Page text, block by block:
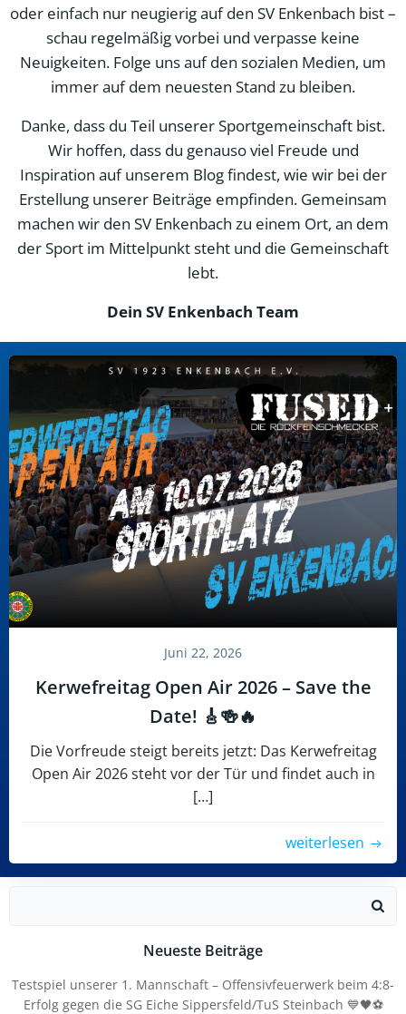
oder einfach nur neugierig auf den SV Enkenbach bist –
schau regelmäßig vorbei und verpasse keine
Neuigkeiten. Folge uns auf den sozialen Medien, um
immer auf dem neuesten Stand zu bleiben.
Danke, dass du Teil unserer Sportgemeinschaft bist.
Wir hoffen, dass du genauso viel Freude und
Inspiration auf unserem Blog findest, wie wir bei der
Erstellung unserer Beiträge empfinden. Gemeinsam
machen wir den SV Enkenbach zu einem Ort, an dem
der Sport im Mittelpunkt steht und die Gemeinschaft
lebt.
Dein SV Enkenbach Team
Juni 22, 2026
Kerwefreitag Open Air 2026 – Save the
Date! 🎸🍻🔥
Die Vorfreude steigt bereits jetzt: Das Kerwefreitag
Open Air 2026 steht vor der Tür und findet auch in
[…]
weiterlesen
Neueste Beiträge
Testspiel unserer 1. Mannschaft – Offensivfeuerwerk beim 4:8-
Erfolg gegen die SG Eiche Sippersfeld/TuS Steinbach 💙🖤⚽